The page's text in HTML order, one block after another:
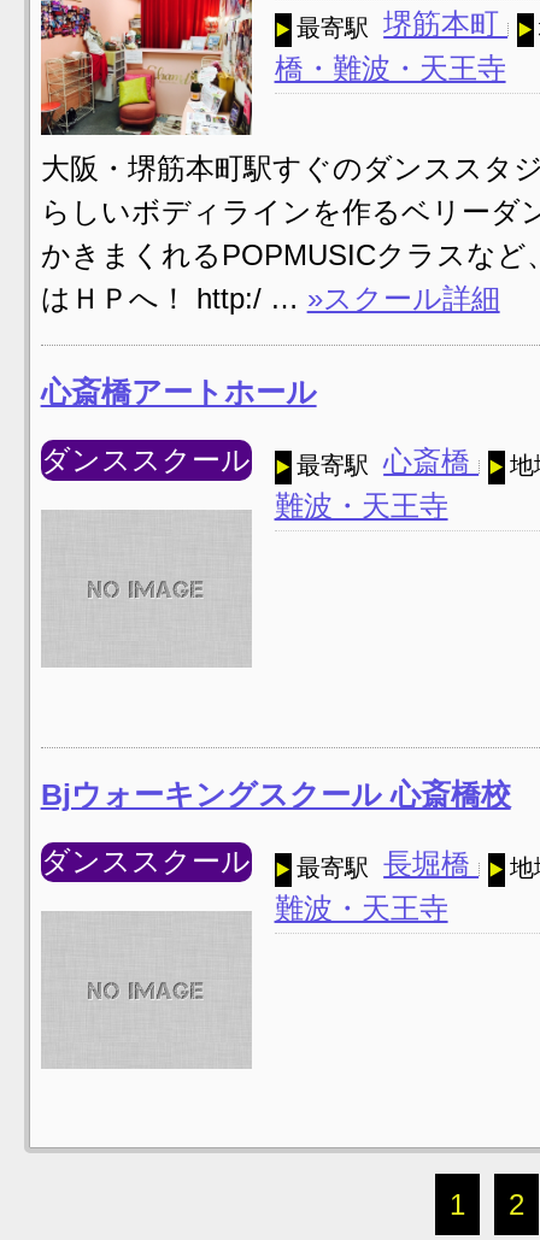
最寄駅 堺筋本町
橋・難波・天王寺
大阪・堺筋本町駅すぐのダンススタ
らしいボディラインを作るベリーダ
かきまくれるPOPMUSICクラスな
はＨＰへ！ http:/ … »スクール詳細
心斎橋アートホール
ダンススクール 最寄駅 心斎橋 地
難波・天王寺
Bjウォーキングスクール 心斎橋校
ダンススクール 最寄駅 長堀橋 地
難波・天王寺
1 2